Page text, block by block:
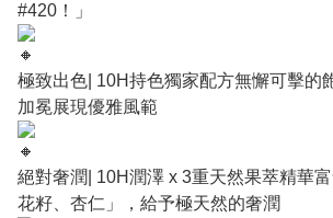
#420！」
極致出色| 10H持色獨家配方無懈可擊的
加冕展現優雅風範
絕對奢潤| 10H潤澤 x 3重天然果萃精華
花籽、杏仁」，給予極天然的奢潤